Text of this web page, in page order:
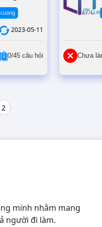
2023-05-11
0/45 câu hỏi Chưa
2
minh nhằm mang
người đi làm.